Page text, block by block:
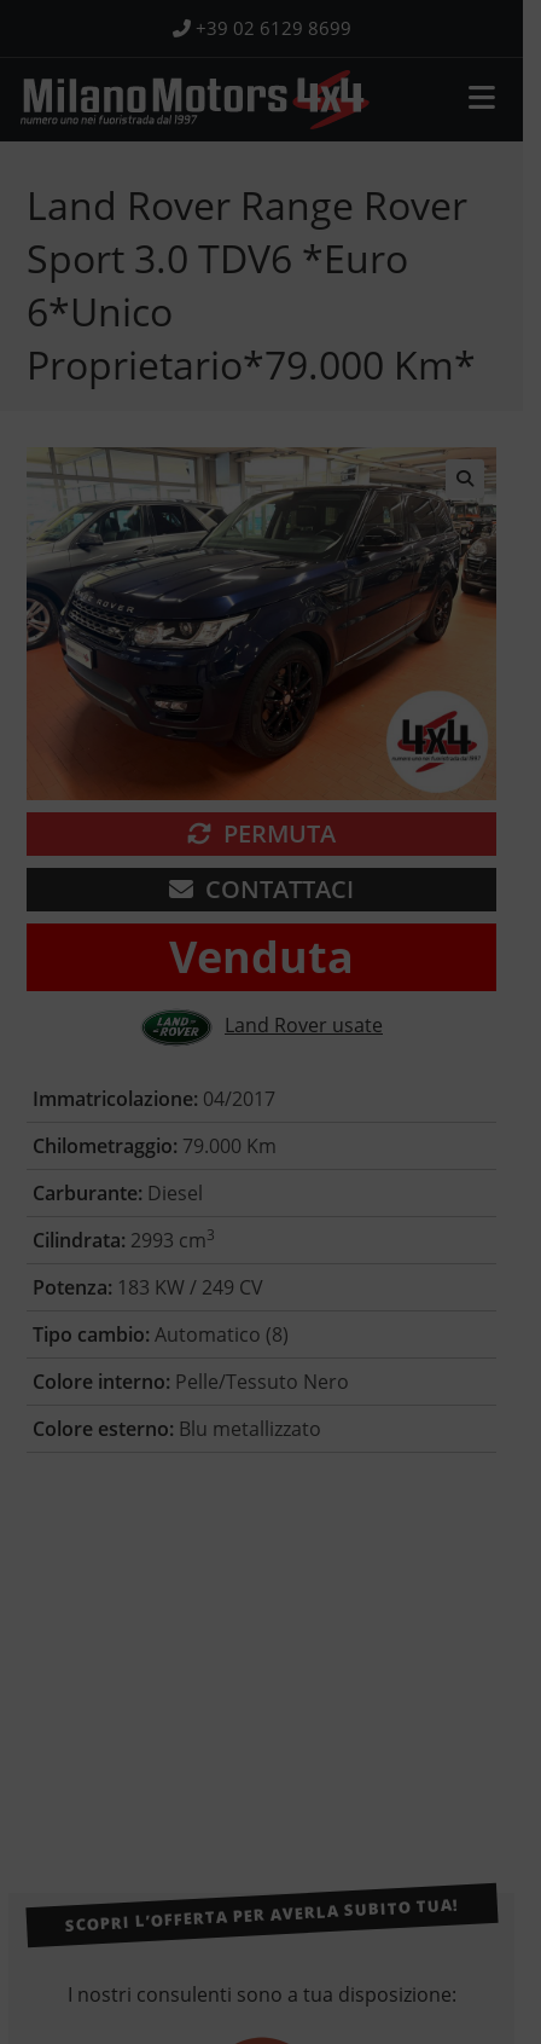
contenuto
+39 02 6129 8699
Land Rover Range Rover
Sport 3.0 TDV6 *Euro
6*Unico
Proprietario*79.000 Km*
🔍
PERMUTA
CONTATTACI
Venduta
Land Rover usate
Immatricolazione: 04/2017
Chilometraggio: 79.000 Km
Carburante: Diesel
Cilindrata: 2993 cm3
Potenza: 183 KW / 249 CV
Tipo cambio: Automatico (8)
Colore interno: Pelle/Tessuto Nero
Colore esterno: Blu metallizzato
SCOPRI L’OFFERTA PER AVERLA SUBITO TUA!
I nostri consulenti sono a tua disposizione: